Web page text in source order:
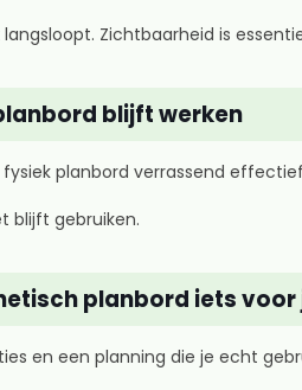
Zichtbaarheid is
blijft werken
planbord verrassend
blijft gebruiken.
planbord iets voor
en een planning die je echt